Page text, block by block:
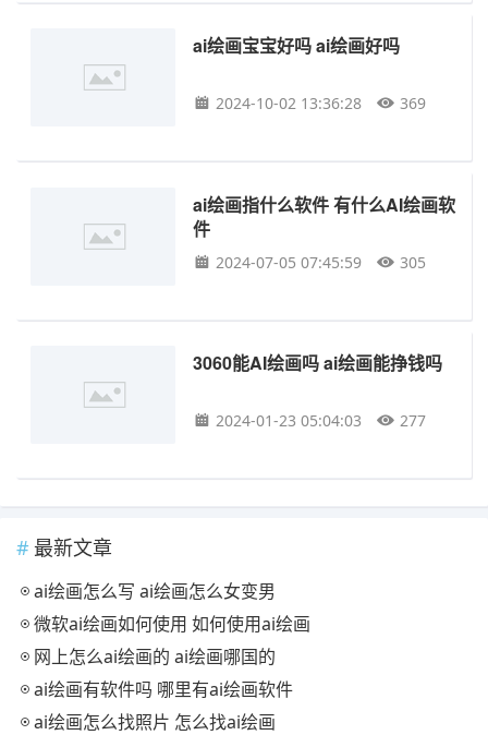
ai绘画宝宝好吗 ai绘画好吗
2024-10-02 13:36:28 369
ai绘画指什么软件 有什么AI绘画软
件
2024-07-05 07:45:59 305
3060能AI绘画吗 ai绘画能挣钱吗
2024-01-23 05:04:03 277
最新文章
ai绘画怎么写 ai绘画怎么女变男
微软ai绘画如何使用 如何使用ai绘画
网上怎么ai绘画的 ai绘画哪国的
ai绘画有软件吗 哪里有ai绘画软件
ai绘画怎么找照片 怎么找ai绘画